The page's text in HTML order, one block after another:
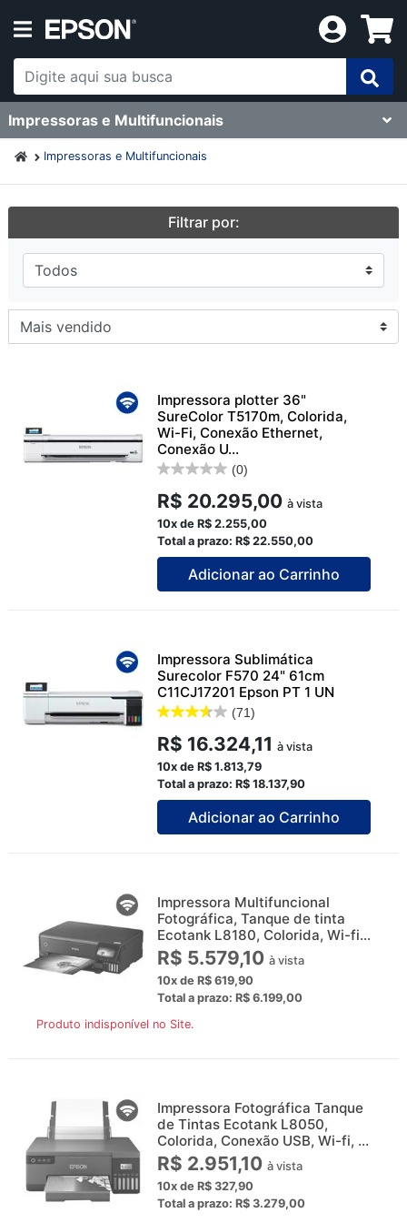
Impressoras e Multifuncionais
Impressoras e Multifuncionais
Filtrar por:
Impressora plotter 36"
SureColor T5170m, Colorida,
Wi-Fi, Conexão Ethernet,
Conexão U...
(0)
R$ 20.295,00 à vista
10x de R$ 2.255,00
Total a prazo: R$ 22.550,00
Adicionar ao Carrinho
Impressora Sublimática
Surecolor F570 24" 61cm
C11CJ17201 Epson PT 1 UN
(71)
R$ 16.324,11 à vista
10x de R$ 1.813,79
Total a prazo: R$ 18.137,90
Adicionar ao Carrinho
Impressora Multifuncional
Fotográfica, Tanque de tinta
Ecotank L8180, Colorida, Wi-fi...
R$ 5.579,10 à vista
10x de R$ 619,90
Total a prazo: R$ 6.199,00
Produto indisponível no Site.
Impressora Fotográfica Tanque
de Tintas Ecotank L8050,
Colorida, Conexão USB, Wi-fi, ...
R$ 2.951,10 à vista
10x de R$ 327,90
Total a prazo: R$ 3.279,00